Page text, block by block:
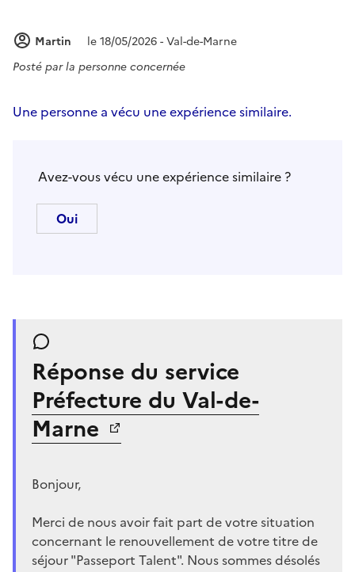
Martin
le 18/05/2026 - Val-de-Marne
Posté parla personne concernée
Une personne a vécu une expérience similaire.
Avez-vous vécu une expérience similaire ?
Réponse du service
Préfecture du Val-de-
Marne
Bonjour,
Merci de nous avoir fait part de votre situation
concernant le renouvellement de votre titre de
séjour "Passeport Talent". Nous sommes désolés